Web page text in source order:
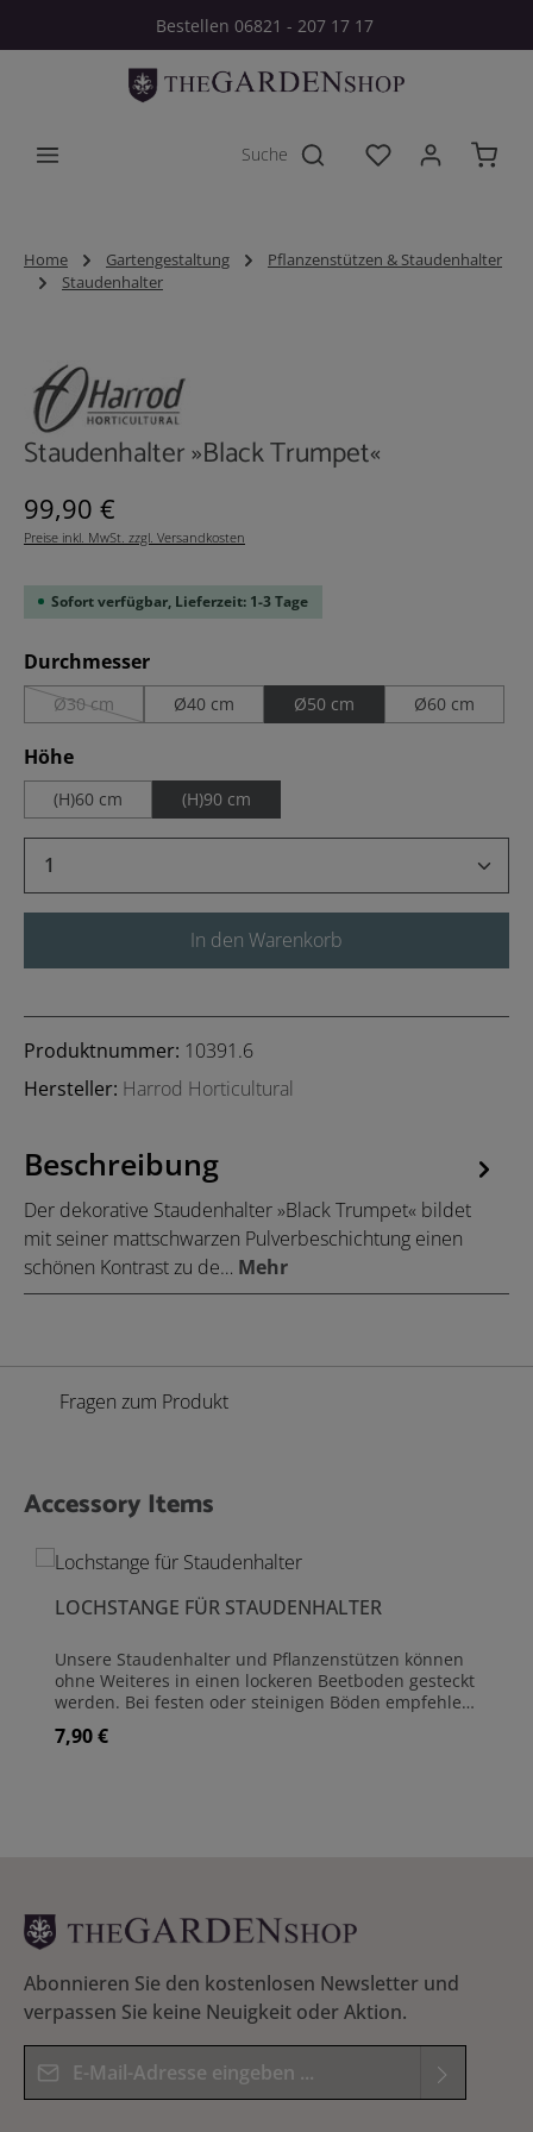
Zum Hauptinhalt springenBestellen 06821 - 207 17 17
Du hast 0
Home Gartengestaltung
Pflanzenstützen & Staudenhalter
Staudenhalter
Staudenhalter »Black Trumpet«
Regulärer Preis:
99,90 €
Preise inkl. MwSt. zzgl. Versandkosten
Sofort verfügbar, Lieferzeit: 1-3 Tage
Durchmesserauswählen
Ø30 cm
(Diese Option ist zurzeit nicht verfügbar.)
Ø40 cm Ø50 cm Ø60 cm
Höheauswählen
(H)60 cm (H)90 cm
Produkt Anzahl: Gib den gewünschten
In den Warenkorb
Produktnummer: 10391.6
Hersteller: Harrod Horticultural
Beschreibung
Der dekorative Staudenhalter »Black Trumpet« bildet
mit seiner mattschwarzen Pulverbeschichtung einen
schönen Kontrast zu de… Mehr
Fragen zum Produkt
Produktgalerie überspringen
Accessory Items
LOCHSTANGE FÜR STAUDENHALTER
Unsere Staudenhalter und Pflanzenstützen können
ohne Weiteres in einen lockeren Beetboden gesteckt
werden. Bei festen oder steinigen Böden empfehlen
vorzubereiten. Sie ist aus 8 mm starkem Stahl
Regulärer Preis:
7,90 €
Abonnieren Sie den kostenlosen Newsletter und
verpassen Sie keine Neuigkeit oder Aktion.
E-Mail-Adresse*